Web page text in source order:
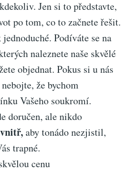
Jen si to představte,
po tom, co to začnete řešit.
Podíváte se na
naleznete naše skvělé
objednat. Pokus si u nás
že bychom
Vašeho soukromí.
doručen, ale nikdo
aby tonádo nezjistil,
trapné.
cenu